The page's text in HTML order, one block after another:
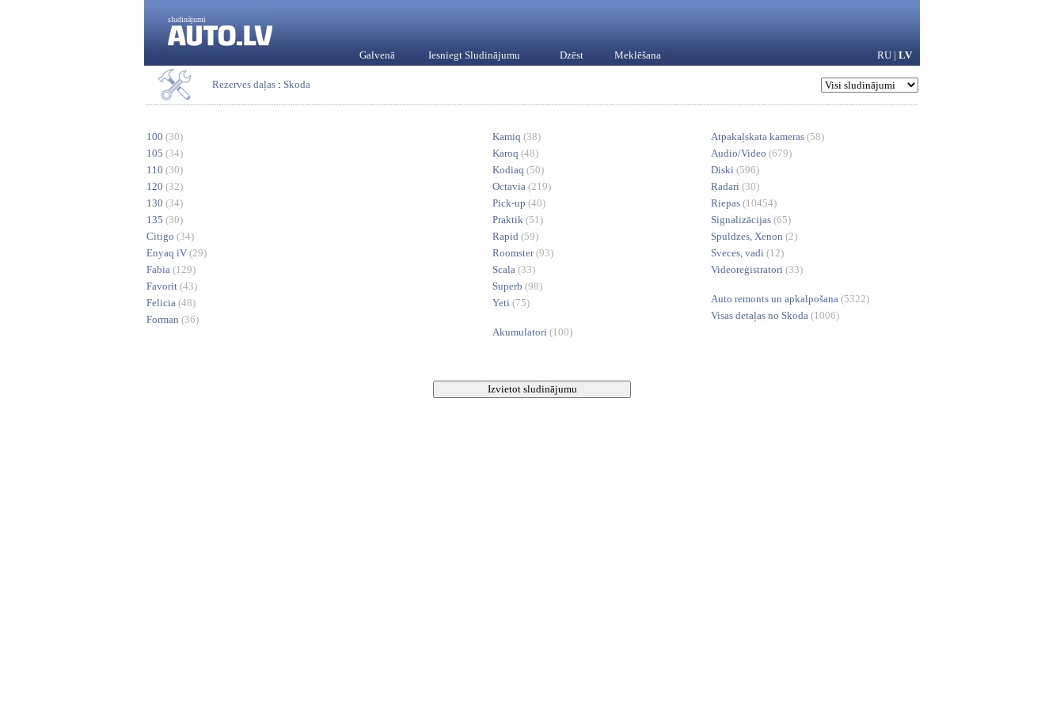
sludinājumi
Galvenā Iesniegt Sludinājumu Dzēst Meklēšana RU | LV
Rezerves daļas : Skoda
100 (30)
105 (34)
110 (30)
120 (32)
130 (34)
135 (30)
Citigo (34)
Enyaq iV (29)
Fabia (129)
Favorit (43)
Felicia (48)
Forman (36)
Kamiq (38)
Karoq (48)
Kodiaq (50)
Octavia (219)
Pick-up (40)
Praktik (51)
Rapid (59)
Roomster(93)
Scala (33)
Superb (98)
Yeti (75)
Akumulatori (100)
Atpakaļskata kameras (58)
Audio/Video (679)
Diski (596)
Radari (30)
Riepas (10454)
Signalizācijas (65)
Spuldzes, Xenon (2)
Sveces, vadi (12)
Videoreģistratori (33)
Auto remonts un apkalpošana (5322)
Visas detaļas no Skoda (1006)